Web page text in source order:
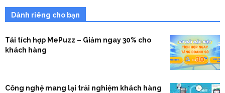
Dành riêng cho bạn
Tái tích hợp MePuzz – Giảm ngay 30% cho
khách hàng
Công nghệ mang lại trải nghiệm khách hàng